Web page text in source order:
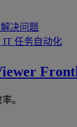
决问题
IT 任务自动化
。